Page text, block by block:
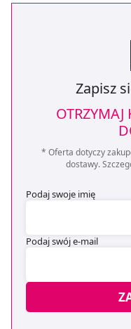
Zapisz
* Oferta dotyczy
dostawy.
Podaj swoje imię
Podaj swój e-mail